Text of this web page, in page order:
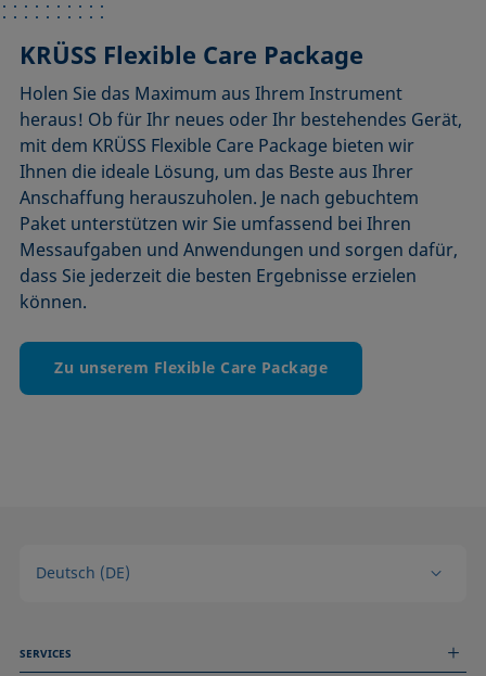
KRÜSS Flexible Care Package
Holen Sie das Maximum aus Ihrem Instrument
heraus! Ob für Ihr neues oder Ihr bestehendes Gerät,
mit dem KRÜSS Flexible Care Package bieten wir
Ihnen die ideale Lösung, um das Beste aus Ihrer
Anschaffung herauszuholen. Je nach gebuchtem
Paket unterstützen wir Sie umfassend bei Ihren
Messaufgaben und Anwendungen und sorgen dafür,
dass Sie jederzeit die besten Ergebnisse erzielen
können.
Zu unserem Flexible Care Package
Deutsch (DE)
SERVICES